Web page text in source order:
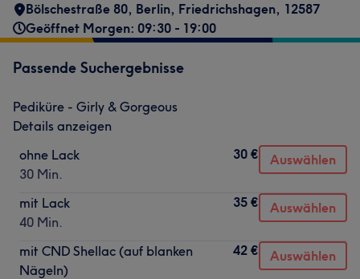
Bölschestraße 80, Berlin, Friedrichshagen, 12587
Geöffnet Morgen: 09:30 - 19:00
Passende Suchergebnisse
Pediküre - Girly & Gorgeous
Details anzeigen
ohne Lack
30 Min.
30 € Auswählen
mit Lack
40 Min.
35 € Auswählen
mit CND Shellac (auf blanken
Nägeln)
42 € Auswählen